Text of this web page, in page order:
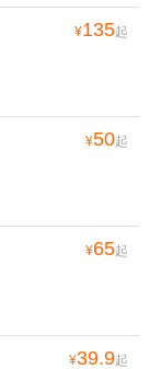
¥135起
¥50起
¥65起
¥39.9起